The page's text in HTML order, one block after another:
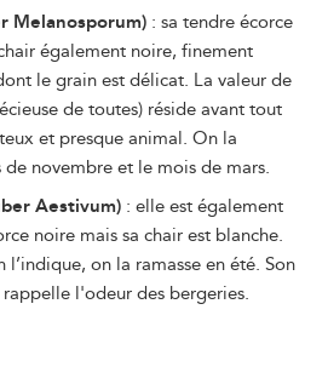
Melanosporum): sa tendre écorce
également noire, finement
le grain est délicat. La valeur de
de toutes) réside avant tout
et presque animal. On la
novembre et le mois de mars.
Aestivum): elle est également
noire mais sa chair est blanche.
on la ramasse en été. Son
l'odeur des bergeries.